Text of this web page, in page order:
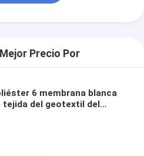
Precio Por
6 membrana blanca
tejida del geotextil del